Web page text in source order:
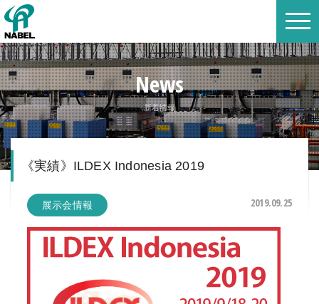
News
新着情報
《実績》ILDEX Indonesia 2019
展示会情報 2019.09.25